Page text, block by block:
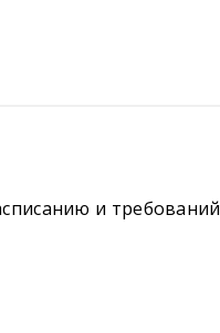
и требований